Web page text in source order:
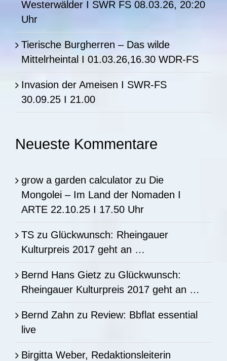
Westerwälder I SWR FS 08.03.26, 20:20
Uhr
Tierische Burgherren – Das wilde
Mittelrheintal I 01.03.26,16.30 WDR-FS
Invasion der Ameisen I SWR-FS
30.09.25 I 21.00
Neueste Kommentare
grow a garden calculator zu Die
Mongolei – Im Land der Nomaden I
ARTE 22.10.25 I 17.50 Uhr
TS zu Glückwunsch: Rheingauer
Kulturpreis 2017 geht an …
Bernd Hans Gietz zu Glückwunsch:
Rheingauer Kulturpreis 2017 geht an …
Bernd Zahn zu Review: Bbflat essential
live
Birgitta Weber, Redaktionsleiterin